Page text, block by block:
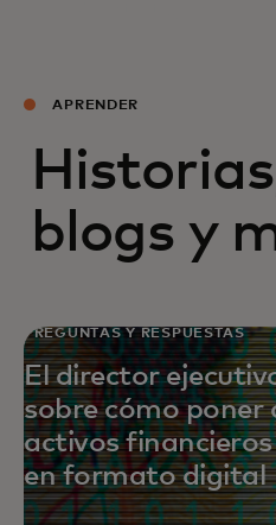
APRENDER
blogs y
PREGUNTAS Y RESPUESTAS
El director
sobre cómo poner
activos
en formato digital